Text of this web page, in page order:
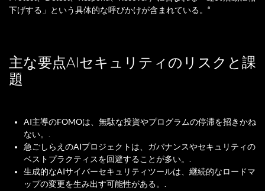
下げする」という具体的な呼びかけが含まれている。“
主な要点AIセキュリティのリスクと課
題
AI主導のFOMOは、無駄な投資やプログラムの停滞を招きかね
ない。.
急ごしらえのAIプロジェクトは、ガバナンスやセキュリティの
ベストプラクティスを回避することが多い。.
生成的なAIサイバーセキュリティツールは、継続的なロードマ
ップの変更を生み出す可能性がある。.